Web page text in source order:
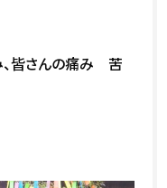
皆さんの痛み 苦